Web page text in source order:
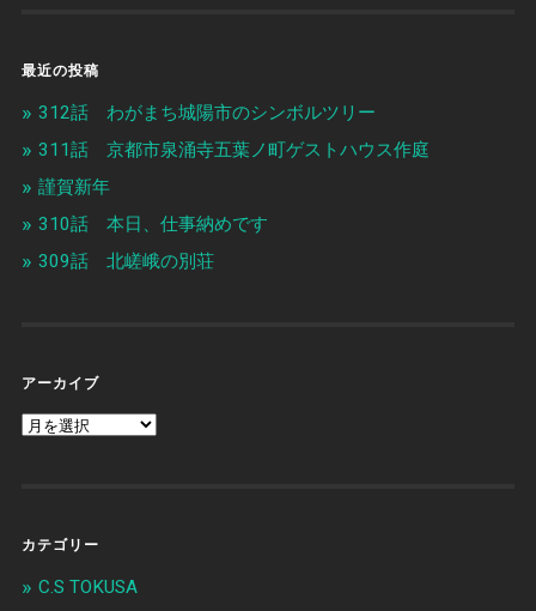
最近の投稿
312話 わがまち城陽市のシンボルツリー
311話 京都市泉涌寺五葉ノ町ゲストハウス作庭
謹賀新年
310話 本日、仕事納めです
309話 北嵯峨の別荘
アーカイブ
カテゴリー
C.S TOKUSA